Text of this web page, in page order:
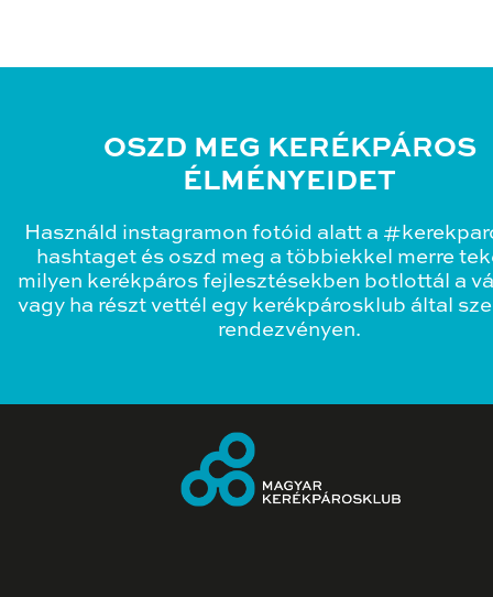
OSZD MEG KERÉKPÁROS
ÉLMÉNYEIDET
Használd instagramon fotóid alatt a
hashtaget és oszd meg a többiekkel merre
milyen kerékpáros fejlesztésekben botlottál a
vagy ha részt vettél egy kerékpárosklub által
rendezvényen.